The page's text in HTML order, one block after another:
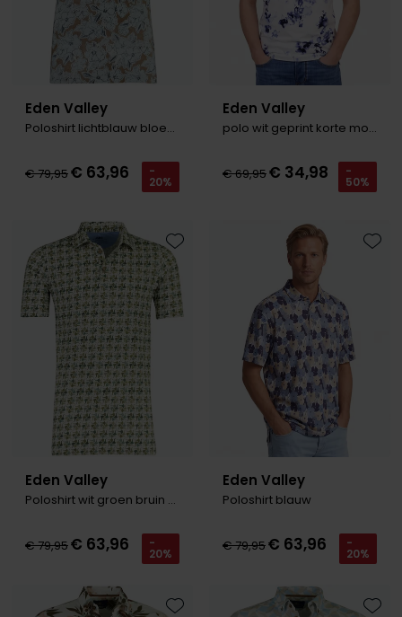
Eden Valley
Poloshirt lichtblauw bloemen patroon
€ 79,95€ 63,96 -
20%
Eden Valley
polo wit geprint korte mouw
€ 69,95€ 34,98 -
50%
Eden Valley
Poloshirt wit groen bruin patroon
€ 79,95€ 63,96 -
20%
Toevoegen aan favorieten
Eden Valley
Poloshirt blauw
€ 79,95€ 63,96 -
20%